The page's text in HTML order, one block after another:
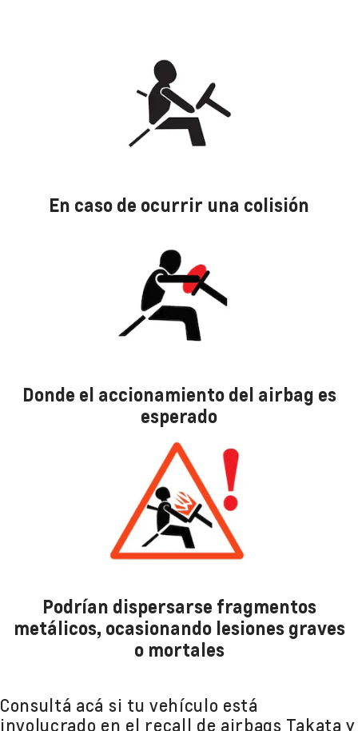
En caso de ocurrir una colisión
Donde el accionamiento del airbag es
esperado
Podrían dispersarse fragmentos
metálicos, ocasionando lesiones graves
o mortales
Consultá acá si tu vehículo está
involucrado en el recall de airbags Takata y